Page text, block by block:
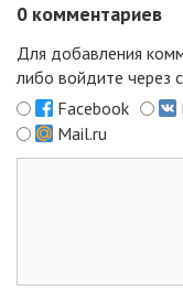
0 комментариев
Для добавления
либо войдите через
Facebook
Mail.ru